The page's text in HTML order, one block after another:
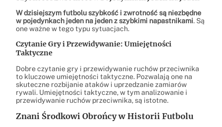
W dzisiejszym futbolu szybkość i zwrotność są niezbędne
w pojedynkach jeden na jeden z szybkimi napastnikami. Są
one ważne w tego typu sytuacjach.
Czytanie Gry i Przewidywanie: Umiejętności
Taktyczne
Dobre czytanie gry i przewidywanie ruchów przeciwnika
to kluczowe umiejętności taktyczne. Pozwalają one na
skuteczne rozbijanie ataków i uprzedzanie zamiarów
rywali. Umiejętności taktyczne, w tym analizowanie i
przewidywanie ruchów przeciwnika, są istotne.
Znani Środkowi Obrońcy w Historii Futbolu